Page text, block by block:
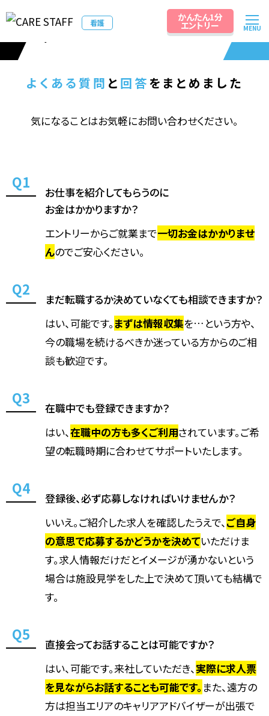
看護 かんたん1分
エントリー MENU
質問と回答
よくある質問 と 回答をまとめました
気になることはお気軽にお問い合わせください。
お仕事を紹介してもらうのに
お金はかかりますか？
エントリーからご就業まで一切お金はかかりませ
んのでご安心ください。
まだ転職するか決めていなくても相談できますか？
はい、可能です。 まずは情報収集を…という方や、
今の職場を続けるべきか迷っている方からのご相
談も歓迎です。
在職中でも登録できますか？
はい、在職中の方も多くご利用されています。ご希
望の転職時期に合わせてサポートいたします。
登録後、必ず応募しなければいけませんか？
いいえ。ご紹介した求人を確認したうえで、ご自身
の意思で応募するかどうかを決めていただけま
す。求人情報だけだとイメージが湧かないという
場合は施設見学をした上で決めて頂いても結構で
す。
直接会ってお話することは可能ですか？
はい、可能です。来社していただき、実際に求人票
を見ながらお話することも可能です。また、遠方の
方は担当エリアのキャリアアドバイザーが出張で